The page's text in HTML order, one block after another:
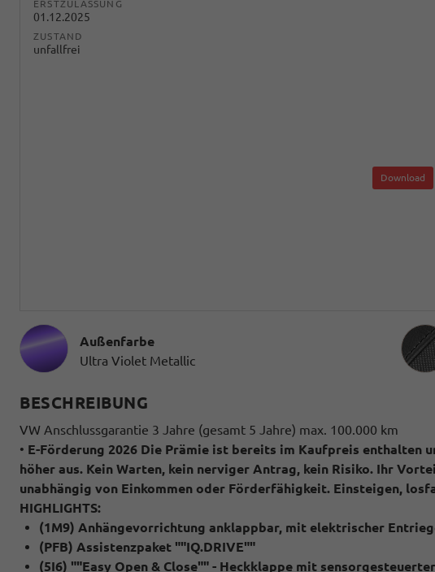
ERSTZULASSUNG
01.12.2025
ZUSTAND
unfallfrei
Download
Außenfarbe
Ultra Violet Metallic
BESCHREIBUNG
VW Anschlussgarantie 3 Jahre (gesamt 5 Jahre) max. 100.000 km
• E-Förderung 2026 Die Prämie ist bereits im Kaufpreis enthalten
höher aus. Kein Warten, kein nerviger Antrag, kein Risiko. Ihr
unabhängig von Einkommen oder Förderfähigkeit. Einsteigen,
HIGHLIGHTS:
(1M9) Anhängevorrichtung anklappbar, mit elektrischer
(PFB) Assistenzpaket ""IQ.DRIVE""
(5I6) ""Easy Open & Close"" - Heckklappe mit